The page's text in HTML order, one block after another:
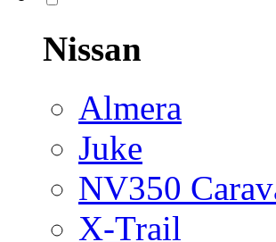
Nissan
Almera
Juke
NV350
X-Trail